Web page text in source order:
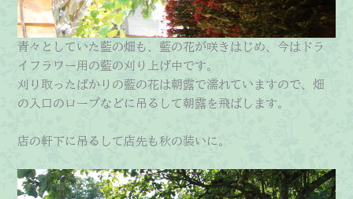
青々としていた藍の畑も、藍の花が咲きはじめ、今はドラ
イフラワー用の藍の刈り上げ中です。
刈り取ったばかりの藍の花は朝露で濡れていますので、畑
の入口のロープなどに吊るして朝露を飛ばします。
店の軒下に吊るして店先も秋の装いに。